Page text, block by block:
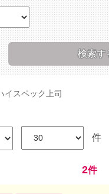
イスペック上司
件
2件